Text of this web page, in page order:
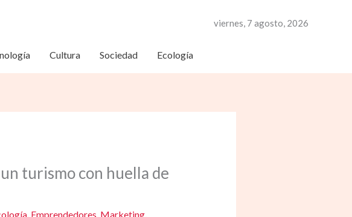
viernes, 7 agosto, 2026
Cultura Sociedad Ecología
turismo con huella de
, Emprendedores Marketing,